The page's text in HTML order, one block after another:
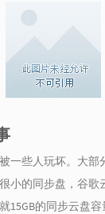
一些人玩坏。大部
小的同步盘，谷歌
15GB的同步云盘